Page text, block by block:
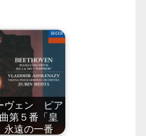
ヴェン ピア
第５番「皇
永遠の一番